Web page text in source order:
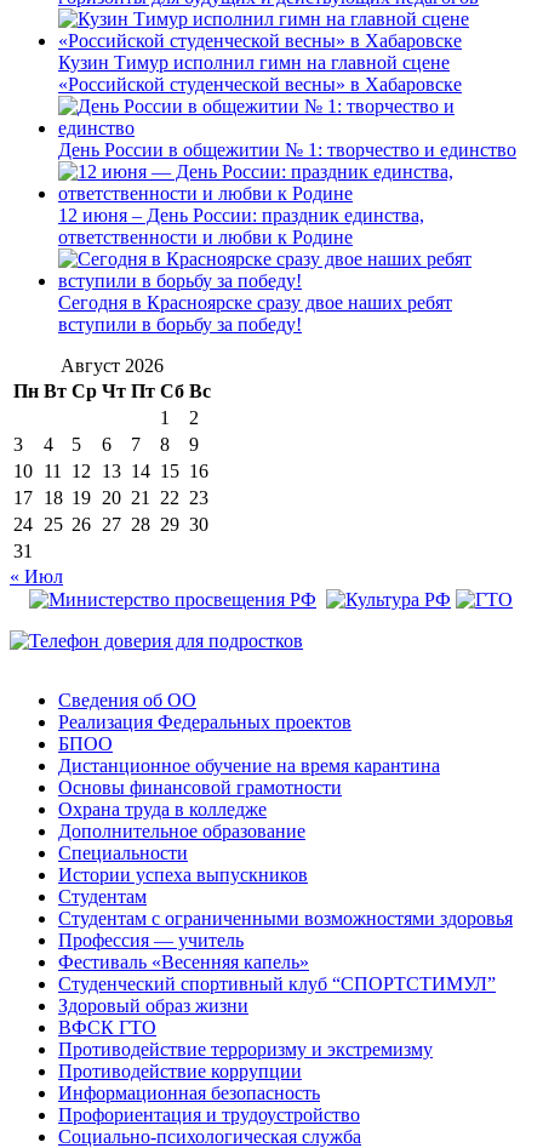
Кузин Тимур исполнил гимн на главной сцене
«Российской студенческой весны» в Хабаровске
День России в общежитии № 1: творчество и единство
12 июня – День России: праздник единства,
ответственности и любви к Родине
Сегодня в Красноярске сразу двое наших ребят
вступили в борьбу за победу!
Август 2026
Пн Вт Ср Чт Пт Сб Вс
1
2
3
4 5 6 7 8
9
10 11 12 13 14 15 16
17 18 19 20 21 22 23
24 25 26 27 28 29 30
31
« Июл
Сведения об ОО
Реализация Федеральных проектов
БПОО
Дистанционное обучение на время карантина
Основы финансовой грамотности
Охрана труда в колледже
Дополнительное образование
Специальности
Истории успеха выпускников
Студентам
Студентам с ограниченными возможностями здоровья
Профессия — учитель
Фестиваль «Весенняя капель»
Студенческий спортивный клуб “СПОРТСТИМУЛ”
Здоровый образ жизни
ВФСК ГТО
Противодействие терроризму и экстремизму
Противодействие коррупции
Информационная безопасность
Профориентация и трудоустройство
Социально-психологическая служба